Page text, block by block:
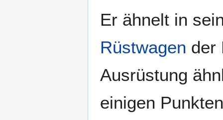
Er ähnelt in
Rüstwagen der
Ausrüstung
einigen